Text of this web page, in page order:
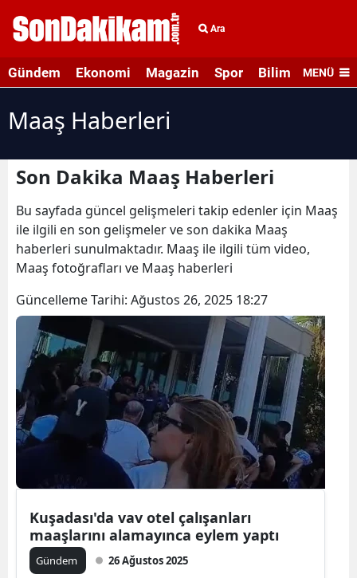
Ara
Gündem Ekonomi Magazin Spor Bilim veMENÜ
Maaş Haberleri
Son Dakika Maaş Haberleri
Bu sayfada güncel gelişmeleri takip edenler için Maaş
ile ilgili en son gelişmeler ve son dakika Maaş
haberleri sunulmaktadır. Maaş ile ilgili tüm video,
Maaş fotoğrafları ve Maaş haberleri
Güncelleme Tarihi: Ağustos 26, 2025 18:27
Kuşadası'da vav otel çalışanları
maaşlarını alamayınca eylem yaptı
Gündem 26 Ağustos 2025